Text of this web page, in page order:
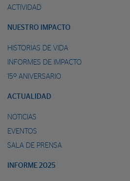
ACTIVIDAD
NUESTRO IMPACTO
HISTORIAS DE VIDA
INFORMES DE IMPACTO
15º ANIVERSARIO
ACTUALIDAD
NOTICIAS
EVENTOS
SALA DE PRENSA
INFORME 2025